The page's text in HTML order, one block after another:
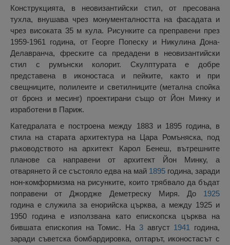
Конструкцията, в неовизантийски стил, от пресована
тухла, внушава чрез монументалността на фасадата и
чрез високата 35 м кула. Рисунките са преправени през
1959-1961 година, от Георге Попеску и Никулина Дона-
Делавранча, фреските са предадени в неовизантийски
стил с румънски колорит. Скулптурата е добре
представена в иконостаса и пейките, както и при
свещниците, полилеите и светилниците (метална спойка
от бронз и месинг) проектирани също от Йон Минку и
изработени в Париж.
Катедралата е построена между 1883 и 1895 година, в
стила на старата архитектура на Цара Ромъняска, под
ръководството на архитект Карол Бенеш, вътрешните
планове са направени от архитект Йон Минку, а
отварянето й се състояло едва на май 1895 година, заради
нон-комформизма на рисунките, които трябвало да бъдат
поправени от Джордже Деметреску Миря. До 1925
година е служила за енорийска църква, а между 1925 и
1950 година е използвана като епископска църква на
бившата епископия на Томис. На 3август 1941
година,
заради съветска бомбардировка, олтарът, иконостасът с